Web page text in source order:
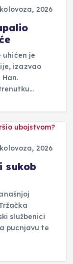
2026
uhićen je
izazvao
2026
sukob
službenici
pucnjavu te